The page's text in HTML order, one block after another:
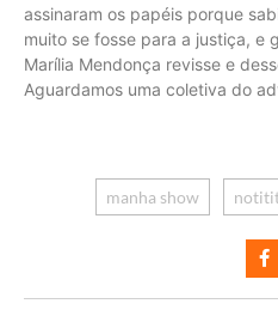
assinaram os papéis porque
muito se fosse para a justiça, e
Marília Mendonça revisse e
Aguardamos uma coletiva do
manha show